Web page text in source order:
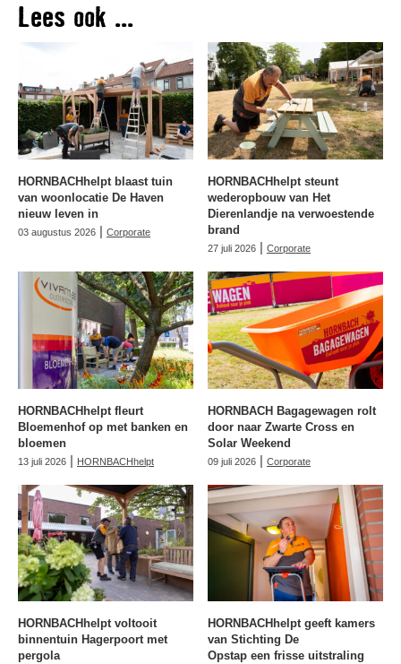
Lees ook ...
HORNBACHhelpt blaast tuin
van woonlocatie De Haven
nieuw leven in
03 augustus 2026 | Corporate
HORNBACHhelpt steunt
wederopbouw van Het
Dierenlandje na verwoestende
brand
27 juli 2026 | Corporate
HORNBACHhelpt fleurt
Bloemenhof op met banken en
bloemen
13 juli 2026 | HORNBACHhelpt
HORNBACH Bagagewagen rolt
door naar Zwarte Cross en
Solar Weekend
09 juli 2026 | Corporate
HORNBACHhelpt voltooit
binnentuin Hagerpoort met
pergola
HORNBACHhelpt geeft kamers
van Stichting De
Opstap een frisse uitstraling